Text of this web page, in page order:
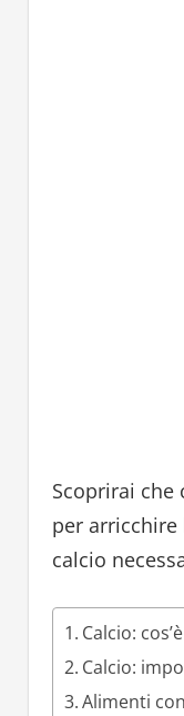
Scoprirai
per
calcio
Calcio: cos’è
Calcio:
Alimenti